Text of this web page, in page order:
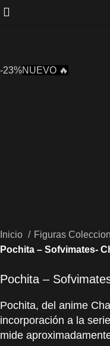
-23%NUEVO 🔥
Inicio Figuras
Pochita – Sofvimates-
Pochita –
Pochita, del anime
incorporación a la
mide